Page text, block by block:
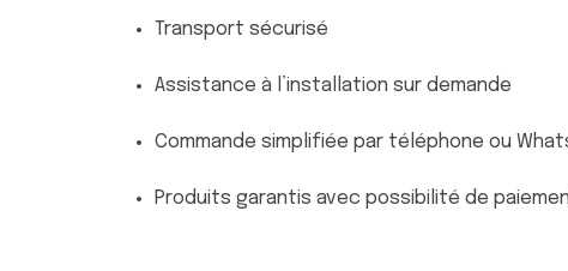
Transport sécurisé
Assistance à l’installation sur demande
Commande simplifiée par téléphone ou
Produits garantis avec possibilité de